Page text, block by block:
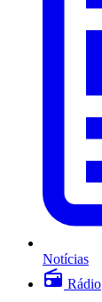
Notícias
Rádio